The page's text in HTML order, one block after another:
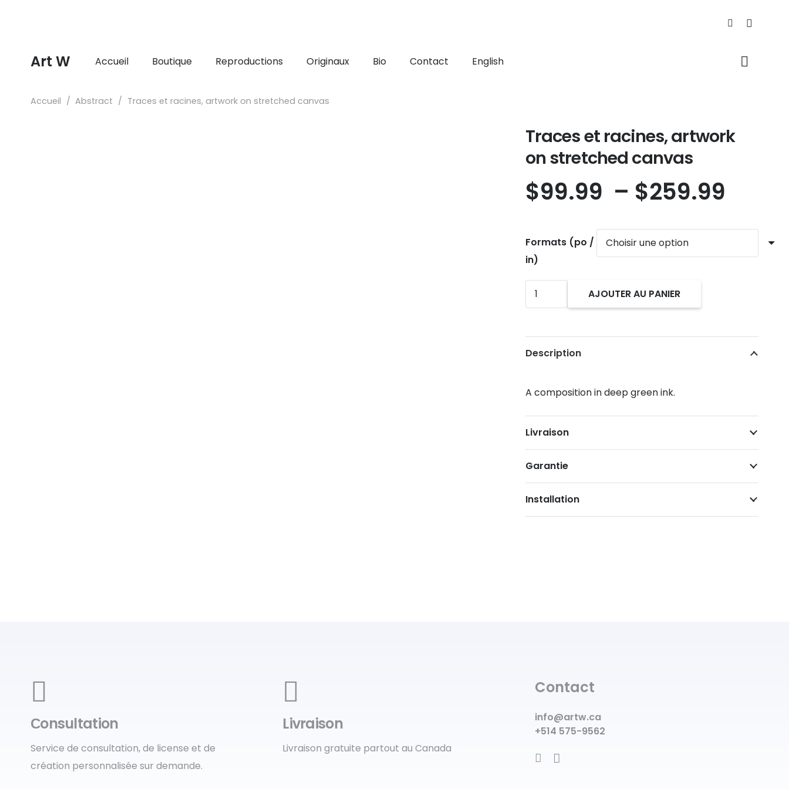
Art W Accueil Boutique Reproductions Originaux Bio Contact English
Accueil / Abstract / Traces et racines, artwork on stretched canvas
Traces et racines, artwork
on stretched canvas
$99.99 – $259.99
prix :
à
Formats (po /
in)
quantité
de
et
racines,
on
canvas
AJOUTER AU PANIER
Description
A composition in deep green ink.
Livraison
Garantie
Installation
Сonsultation
Service de consultation, de license et de
création personnalisée sur demande.
Livraison
Livraison gratuite partout au Canada
Contact
info@artw.ca
+514 575-9562